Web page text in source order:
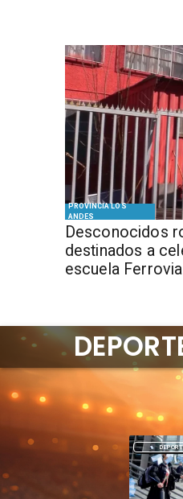
PROVINCIA LOS
ANDES
Desconocidos
destinados a
escuela